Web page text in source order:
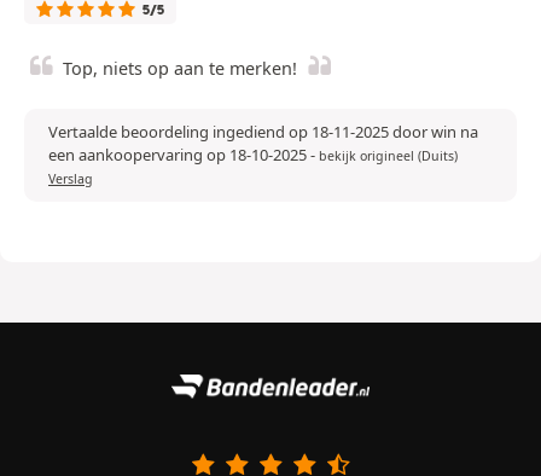
5/5
Top, niets op aan te merken!
Vertaalde beoordeling ingediend op 18-11-2025 door win na
een aankoopervaring op 18-10-2025- bekijk origineel (Duits)
Verslag